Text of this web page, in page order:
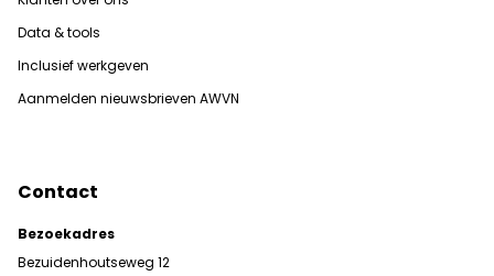
Data & tools
Inclusief werkgeven
Aanmelden nieuwsbrieven AWVN
Contact
Bezoekadres
Bezuidenhoutseweg 12